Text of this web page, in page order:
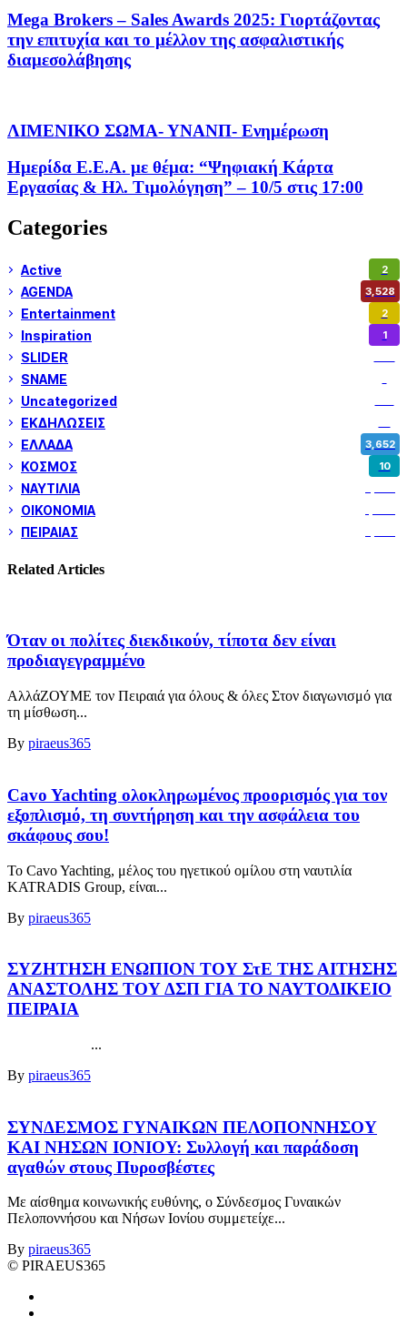
Mega Brokers – Sales Awards 2025: Γιορτάζοντας
την επιτυχία και το μέλλον της ασφαλιστικής
διαμεσολάβησης
ΛΙΜΕΝΙΚΟ ΣΩΜΑ- ΥΝΑΝΠ- Ενημέρωση
Ημερίδα Ε.Ε.Α. με θέμα: “Ψηφιακή Κάρτα
Εργασίας & Ηλ. Τιμολόγηση” – 10/5 στις 17:00
Categories
Active 2
AGENDA 3,528
Entertainment 2
Inspiration 1
SLIDER
SNAME
Uncategorized
ΕΚΔΗΛΩΣΕΙΣ
ΕΛΛΑΔΑ 3,652
ΚΟΣΜΟΣ 10
ΝΑΥΤΙΛΙΑ
ΟΙΚΟΝΟΜΙΑ
ΠΕΙΡΑΙΑΣ
Related Articles
Όταν οι πολίτες διεκδικούν, τίποτα δεν είναι
προδιαγεγραμμένο
ΑλλάΖΟΥΜΕ τον Πειραιά για όλους & όλες Στον διαγωνισμό για
τη μίσθωση...
By piraeus365
Cavo Yachting ολοκληρωμένος προορισμός για τον
εξοπλισμό, τη συντήρηση και την ασφάλεια του
σκάφους σου!
Το Cavo Yachting, μέλος του ηγετικού ομίλου στη ναυτιλία
KATRADIS Group, είναι...
By piraeus365
ΣΥΖΗΤΗΣΗ ΕΝΩΠΙΟΝ ΤΟΥ ΣτΕ ΤΗΣ ΑΙΤΗΣΗΣ
ΑΝΑΣΤΟΛΗΣ ΤΟΥ ΔΣΠ ΓΙΑ ΤΟ ΝΑΥΤΟΔΙΚΕΙΟ
ΠΕΙΡΑΙΑ
...
By piraeus365
ΣΥΝΔΕΣΜΟΣ ΓΥΝΑΙΚΩΝ ΠΕΛΟΠΟΝΝΗΣΟΥ
ΚΑΙ ΝΗΣΩΝ ΙΟΝΙΟΥ: Συλλογή και παράδοση
αγαθών στους Πυροσβέστες
Με αίσθημα κοινωνικής ευθύνης, ο Σύνδεσμος Γυναικών
Πελοποννήσου και Νήσων Ιονίου συμμετείχε...
By piraeus365
© PIRAEUS365